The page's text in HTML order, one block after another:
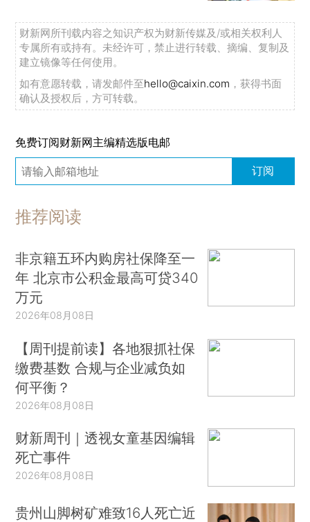
财新网所刊载内容之知识产权为财新传媒及/或相关权利人
专属所有或持有。未经许可，禁止进行转载、摘编、复制及
建立镜像等任何使用。
如有意愿转载，请发邮件至hello@caixin.com ，获得书面
确认及授权后，方可转载。
免费订阅财新网主编精选版电邮
订阅
推荐阅读
非京籍五环内购房社保降至一
年 北京市公积金最高可贷340
万元
2026年08月08日
【周刊提前读】各地狠抓社保
缴费基数 合规与企业减负如
何平衡？
2026年08月08日
财新周刊｜透视女童基因编辑
死亡事件
2026年08月08日
贵州山脚树矿难致16人死亡近